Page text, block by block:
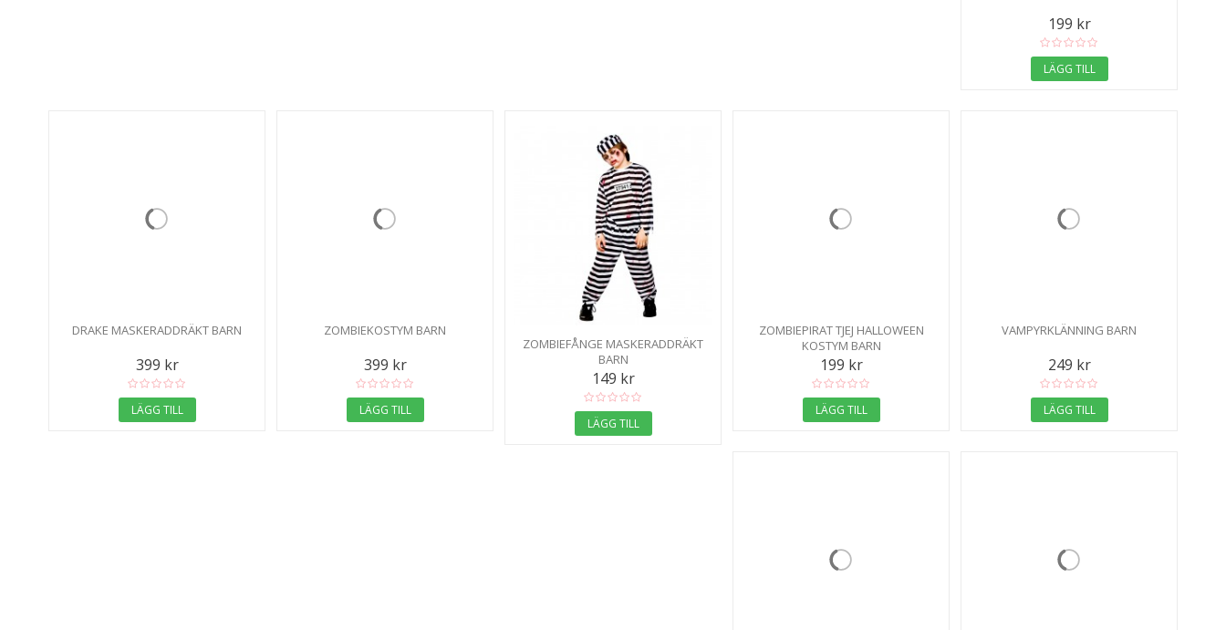
199 kr
LÄGG TILL
DRAKE MASKERADDRÄKT BARN
399 kr
LÄGG TILL
ZOMBIEKOSTYM BARN
399 kr
LÄGG TILL
ZOMBIEFÅNGE MASKERADDRÄKT
BARN
149 kr
LÄGG TILL
ZOMBIEPIRAT TJEJ HALLOWEEN
KOSTYM BARN
199 kr
LÄGG TILL
VAMPYRKLÄNNING BARN
249 kr
LÄGG TILL